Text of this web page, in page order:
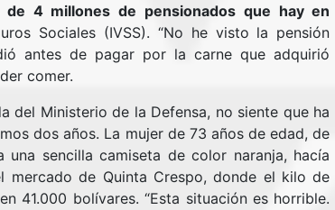
4 millones de pensionados que hay en
Sociales (IVSS). “No he visto la pensión
antes de pagar por la carne que adquirió
comer.
del Ministerio de la Defensa, no siente que ha
dos años. La mujer de 73 años de edad, de
sencilla camiseta de color naranja, hacía
de Quinta Crespo, donde el kilo de
41.000 bolívares. “Esta situación es horrible.